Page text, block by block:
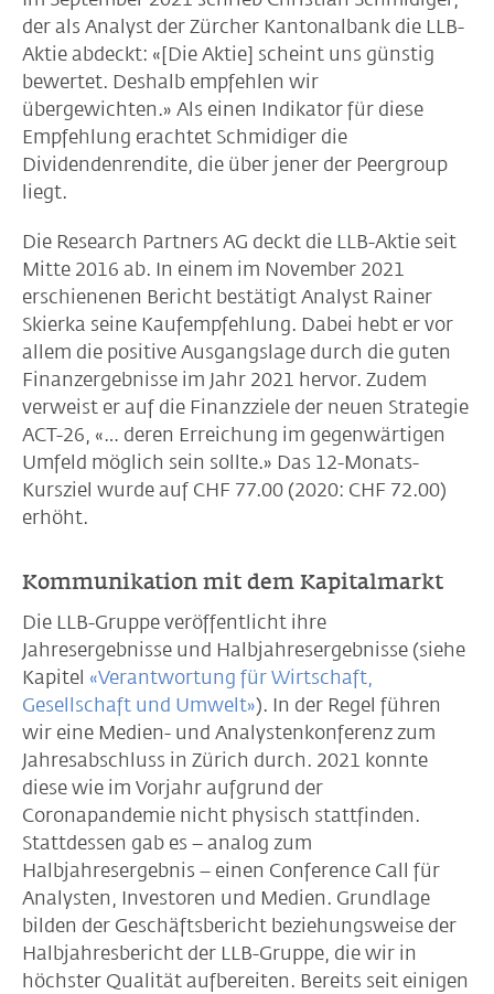
der als Analyst der Zürcher Kantonalbank die LLB-
Aktie abdeckt: «[Die Aktie] scheint uns günstig
bewertet. Deshalb empfehlen wir
übergewichten.» Als einen Indikator für diese
Empfehlung erachtet Schmidiger die
Dividendenrendite, die über jener der Peergroup
liegt.
Die Research Partners AG deckt die LLB-Aktie seit
Mitte 2016 ab. In einem im November 2021
erschienenen Bericht bestätigt Analyst Rainer
Skierka seine Kaufempfehlung. Dabei hebt er vor
allem die positive Ausgangslage durch die guten
Finanzergebnisse im Jahr 2021 hervor. Zudem
verweist er auf die Finanzziele der neuen Strategie
ACT-26, «… deren Erreichung im gegenwärtigen
Umfeld möglich sein sollte.» Das 12-Monats-
Kursziel wurde auf CHF 77.00 (2020: CHF 72.00)
erhöht.
Kommunikation mit dem Kapitalmarkt
Die LLB-Gruppe veröffentlicht ihre
Jahresergebnisse und Halbjahresergebnisse (siehe
Kapitel «Verantwortung für Wirtschaft,
Gesellschaft und Umwelt»). In der Regel führen
wir eine Medien- und Analystenkonferenz zum
Jahresabschluss in Zürich durch. 2021 konnte
diese wie im Vorjahr aufgrund der
Coronapandemie nicht physisch stattfinden.
Stattdessen gab es – analog zum
Halbjahresergebnis – einen Conference Call für
Analysten, Investoren und Medien. Grundlage
bilden der Geschäftsbericht beziehungsweise der
Halbjahresbericht der LLB-Gruppe, die wir in
höchster Qualität aufbereiten. Bereits seit einigen